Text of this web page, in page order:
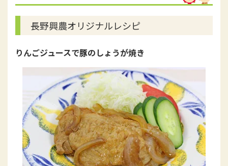
長野興農オリジナルレシピ
りんごジュースで豚のしょうが焼き